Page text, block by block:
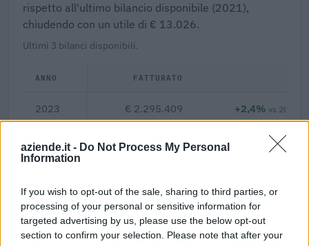
aziende.it - Do Not Process My Personal
Information
If you wish to opt-out of the sale, sharing to third parties, or
processing of your personal or sensitive information for
targeted advertising by us, please use the below opt-out
section to confirm your selection. Please note that after your
rispetto all'ultimo bilancio disponibile (2021),
chiudendo con un utile di € 13.026.
Ultimi 3 bilanci disponibili.
ANNO FATTURATO
2023 € 2.295.409 +2,4% vs 2021
2021 € 2.242.178 +0,2%
0,6%
Margine netto